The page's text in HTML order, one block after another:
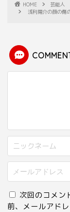
HOME
芸能人
浅利陽介の顔の傷
次回のコメン
前、メールアド